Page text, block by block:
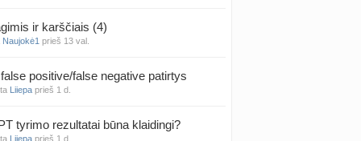
ir karščiais (4)
Naujokė1 prieš 13 val.
positive/false negative patirtys
Liiepa prieš 1 d.
tyrimo rezultatai būna klaidingi?
Liiepa prieš 1 d.